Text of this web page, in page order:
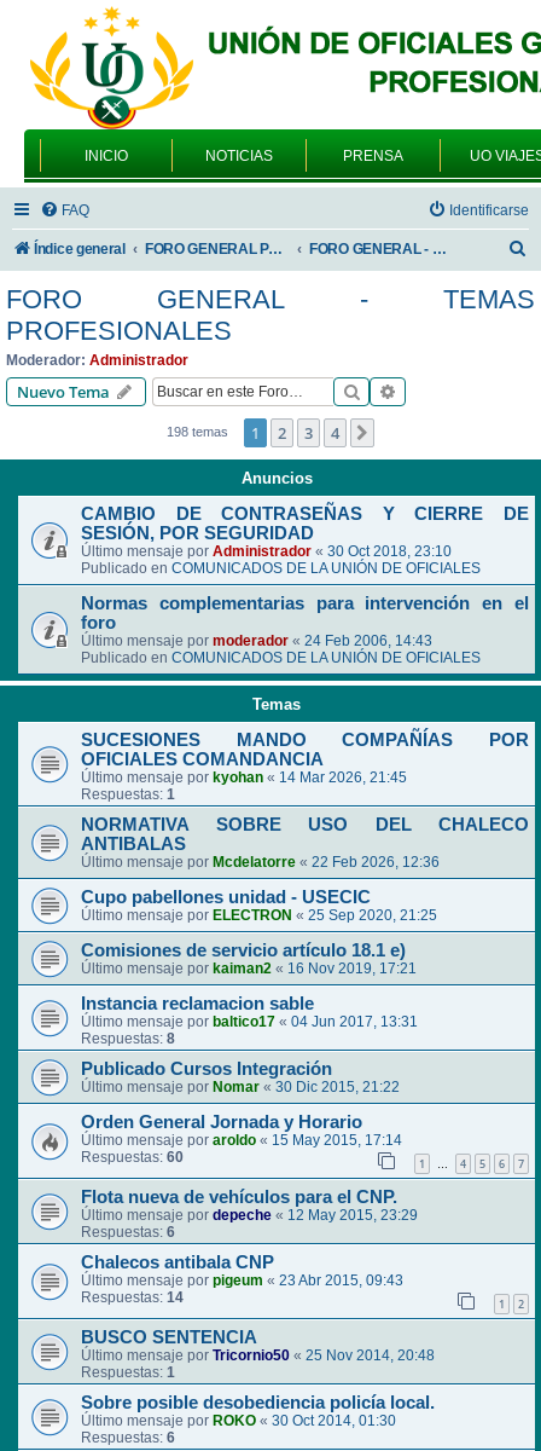
INICIO NOTICIAS PRENSA UO
FAQ Identificarse
Índice general FORO GENERAL PARA TODOS LOS USUARIOS FORO GENERAL - TEMAS PROFESIONALES
s
FORO GENERAL - TEMAS
PROFESIONALES
Moderador: Administrador
Nuevo Tema Buscar
198 temas 1 2 3 4
Anuncios
CAMBIO DE CONTRASEÑAS Y CIERRE DE
SESIÓN, POR SEGURIDAD
Último mensaje por Administrador « 30 Oct 2018, 23:10
Publicado en COMUNICADOS DE LA UNIÓN DE OFICIALES
Normas complementarias para intervención en el
foro
Último mensaje por moderador « 24 Feb 2006, 14:43
Publicado en COMUNICADOS DE LA UNIÓN DE OFICIALES
Temas
SUCESIONES MANDO COMPAÑÍAS POR
OFICIALES COMANDANCIA
Último mensaje por kyohan « 14 Mar 2026, 21:45
Respuestas: 1
NORMATIVA SOBRE USO DEL CHALECO
ANTIBALAS
Último mensaje por Mcdelatorre « 22 Feb 2026, 12:36
Cupo pabellones unidad - USECIC
Último mensaje por ELECTRON « 25 Sep 2020, 21:25
Comisiones de servicio artículo 18.1 e)
Último mensaje por kaiman2 « 16 Nov 2019, 17:21
Instancia reclamacion sable
Último mensaje por baltico17 « 04 Jun 2017, 13:31
Respuestas: 8
Publicado Cursos Integración
Último mensaje por Nomar « 30 Dic 2015, 21:22
Orden General Jornada y Horario
Último mensaje por aroldo « 15 May 2015, 17:14
Respuestas: 60 1 … 4 5 6 7
Flota nueva de vehículos para el CNP.
Último mensaje por depeche « 12 May 2015, 23:29
Respuestas: 6
Chalecos antibala CNP
Último mensaje por pigeum « 23 Abr 2015, 09:43
Respuestas: 14 1 2
BUSCO SENTENCIA
Último mensaje por Tricornio50 « 25 Nov 2014, 20:48
Respuestas: 1
Sobre posible desobediencia policía local.
Último mensaje por ROKO « 30 Oct 2014, 01:30
Respuestas: 6